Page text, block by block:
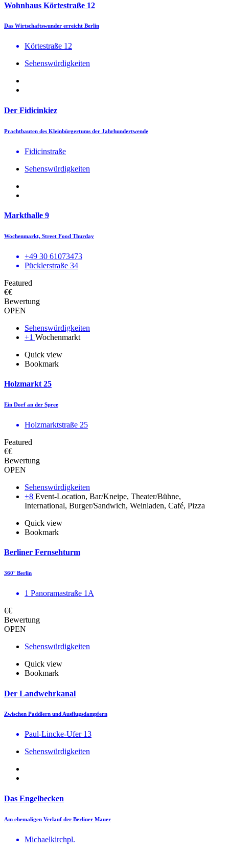
Wohnhaus Körtestraße 12
Das Wirtschaftswunder erreicht Berlin
Körtestraße 12
Sehenswürdigkeiten
Der Fidicinkiez
Prachtbauten des Kleinbürgertums der Jahrhundertwende
Fidicinstraße
Sehenswürdigkeiten
Markthalle 9
Wochenmarkt, Street Food Thurday
+49 30 61073473
Pücklerstraße 34
Featured
€€
Bewertung
OPEN
Sehenswürdigkeiten
+1 Wochenmarkt
Quick view
Bookmark
Holzmarkt 25
Ein Dorf an der Spree
Holzmarktstraße 25
Featured
€€
Bewertung
OPEN
Sehenswürdigkeiten
+8 Event-Location, Bar/Kneipe, Theater/Bühne,
International, Burger/Sandwich, Weinladen, Café, Pizza
Quick view
Bookmark
Berliner Fernsehturm
360° Berlin
1 Panoramastraße 1A
€€
Bewertung
OPEN
Sehenswürdigkeiten
Quick view
Bookmark
Der Landwehrkanal
Zwischen Paddlern und Ausflugsdampfern
Paul-Lincke-Ufer 13
Sehenswürdigkeiten
Das Engelbecken
Am ehemaligen Verlauf der Berliner Mauer
Michaelkirchpl.